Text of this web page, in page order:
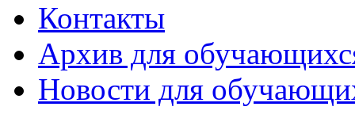
Контакты
Архив для
Новости для